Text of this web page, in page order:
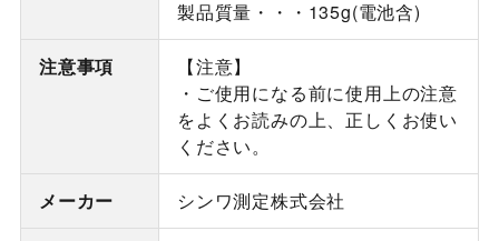
製品質量・・・135g(電池含)
注意事項
【注意】
・ご使用になる前に使用上の注意
をよくお読みの上、正しくお使い
ください。
メーカー シンワ測定株式会社